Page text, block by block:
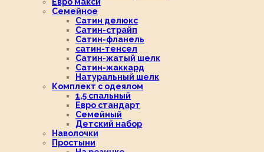
Семейное
Сатин делюкс
Сатин-страйп
Сатин-фланель
сатин-тенсел
Сатин-жатый шелк
Сатин-жаккард
Натуральный шелк
Комплект с одеялом
1,5 спальный
Евро стандарт
Семейный
Детский набор
Наволочки
Простыни